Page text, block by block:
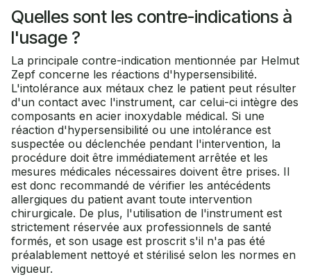
Quelles sont les contre-indications à
l'usage ?
La principale contre-indication mentionnée par Helmut
Zepf concerne les réactions d'hypersensibilité.
L'intolérance aux métaux chez le patient peut résulter
d'un contact avec l'instrument, car celui-ci intègre des
composants en acier inoxydable médical. Si une
réaction d'hypersensibilité ou une intolérance est
suspectée ou déclenchée pendant l'intervention, la
procédure doit être immédiatement arrêtée et les
mesures médicales nécessaires doivent être prises. Il
est donc recommandé de vérifier les antécédents
allergiques du patient avant toute intervention
chirurgicale. De plus, l'utilisation de l'instrument est
strictement réservée aux professionnels de santé
formés, et son usage est proscrit s'il n'a pas été
préalablement nettoyé et stérilisé selon les normes en
vigueur.